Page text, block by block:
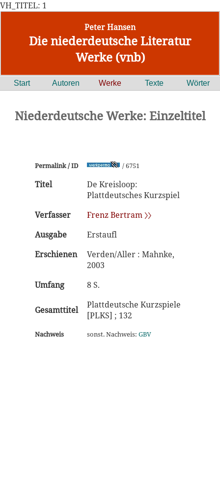
VH_TITEL: 1
Peter Hansen
Die niederdeutsche Literatur
Werke (vnb)
Start Autoren Werke Texte Wörter
Niederdeutsche Werke: Einzeltitel
Permalink / ID / 6751
Titel
De Kreisloop:
Plattdeutsches Kurzspiel
Verfasser
Frenz Bertram 〉〉
Ausgabe
Erstaufl
Erschienen
Verden/Aller : Mahnke,
2003
Umfang
8 S.
Gesamttitel
Plattdeutsche Kurzspiele
[PLKS] ; 132
Nachweis sonst. Nachweis: GBV